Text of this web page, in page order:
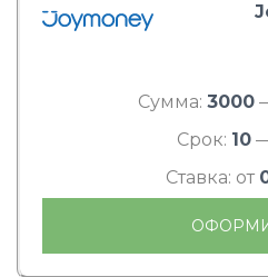
Сумма: 3000
Срок: 10
Ставка: от